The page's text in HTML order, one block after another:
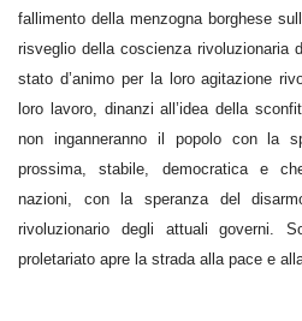
fallimento della menzogna borghese
risveglio della coscienza rivoluzionaria
stato d’animo per la loro agitazione
loro lavoro, dinanzi all’idea della
non inganneranno il popolo con la
prossima, stabile, democratica e
nazioni, con la speranza del
rivoluzionario degli attuali governi.
proletariato apre la strada alla pace e